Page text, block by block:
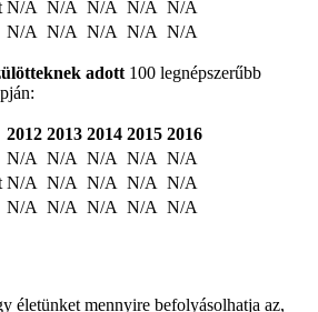
N/A N/A N/A N/A N/A
N/A N/A N/A N/A N/A
adott 100 legnépszerűbb
2012 2013 2014 2015 2016
N/A N/A N/A N/A N/A
N/A N/A N/A N/A N/A
N/A N/A N/A N/A N/A
életünket mennyire befolyásolhatja az,